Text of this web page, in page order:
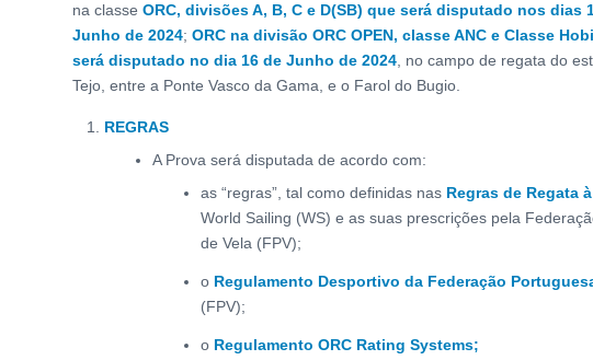
na classe ORC, divisões A, B, C e D(SB) que será disputado nos dias
Junho de 2024; ORC na divisão ORC OPEN, classe ANC e Classe
será disputado no dia 16 de Junho de 2024, no campo de regata do
Tejo, entre a Ponte Vasco da Gama, e o Farol do Bugio.
REGRAS
A Prova será disputada de acordo com:
as “regras”, tal como definidas nas Regras de Regata
World Sailing (WS) e as suas prescrições pela
de Vela (FPV);
o Regulamento Desportivo da Federação
(FPV);
o Regulamento ORC Rating Systems;